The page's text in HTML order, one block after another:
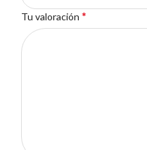
Tu valoración *